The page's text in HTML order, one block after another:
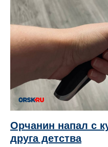
Орчанин напал с
друга детства